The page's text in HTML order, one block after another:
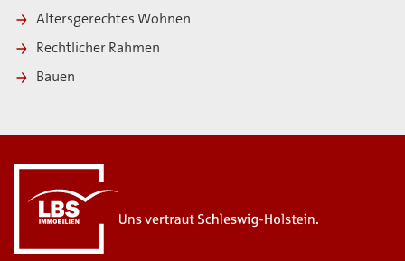
Altersgerechtes Wohnen
Rechtlicher Rahmen
Bauen